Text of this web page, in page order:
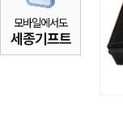
모바일에서도
세종기프트